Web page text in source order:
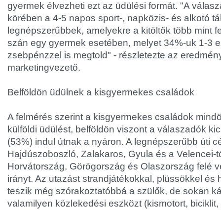
gyermek élvezheti ezt az üdülési formát. "A
körében a 4-5 napos sport-, napközis- és alkotó
legnépszerűbbek, amelyekre a kitöltők több mint
szán egy gyermek esetében, melyet 34%-uk 1-3
zsebpénzzel is megtold" - részletezte az
marketingvezető.
Belföldön üdülnek a kisgyermekes családok
A felmérés szerint a kisgyermekes családok
külföldi üdülést, belföldön viszont a válaszadók
(53%) indul útnak a nyáron. A legnépszerűbb úti
Hajdúszoboszló, Zalakaros, Gyula és a Velencei-
Horvátország, Görögország és Olaszország felé
irányt. Az utazást strandjátékokkal, plüssökkel és
teszik még szórakoztatóbbá a szülők, de sokan
valamilyen közlekedési eszközt (kismotort,